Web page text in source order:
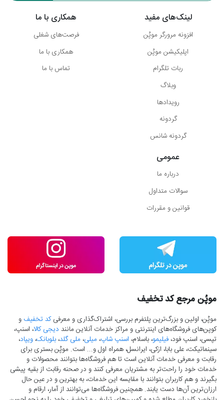
لینک‌های مفید
افزونه مرورگر موپُن
اپلیکیشن موپُن
ربات تلگرام
وبلاگ
رویدادها
گردونه
گردونه شانس
همکاری با ما
فرصت‌های شغلی
همکاری با ما
تماس با ما
عمومی
درباره ما
سوالات متداول
قوانین و مقررات
موپُن مرجع کد تخفیف
موپُن، اولین و بزرگ‌ترین پلتفرم بررسی، اشتراک‌گذاری و معرفیکد تخفیف و
کوپن‌های فروشگاه‌های اینترنتی و مراکز خدمات آنلاین مانند دیجی کالا، اسنپ،
تپسی، اسنپ فود، فیلیمو، باسلام، اسنپ شاپ، میلی، ملی گلد، بلوبانک، ویپاد،
سینماتیکت، علی بابا، ازکی، ایرانسل، همراه اول و... است. موپُن بستری برای
رقابت و معرفی خدمات آنلاین است تا هم فروشگاه‌ها بتوانند محصولات و
خدمات خود را راحت‌تر به مشتریان معرفی کنند و در صحنه رقابت از بقیه پیشی
بگیرند و هم کاربران بتوانند با مقایسه این خدمات، به بهترین و در عین حال
ارزان‌ترین آن‌ها دست‌ یابند. همچنین فروشگاه‌ها می‌توانند از آمار، ارقام و